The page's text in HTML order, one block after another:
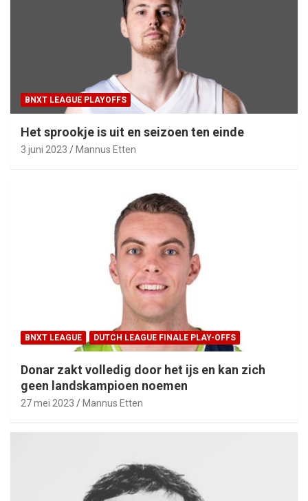
BNXT LEAGUE PLAYOFFS
Het sprookje is uit en seizoen ten einde
3 juni 2023 Mannus Etten
BNXT LEAGUE DUTCH LEAGUE FINALE PLAY-OFFS
Donar zakt volledig door het ijs en kan zich
geen landskampioen noemen
27 mei 2023 Mannus Etten